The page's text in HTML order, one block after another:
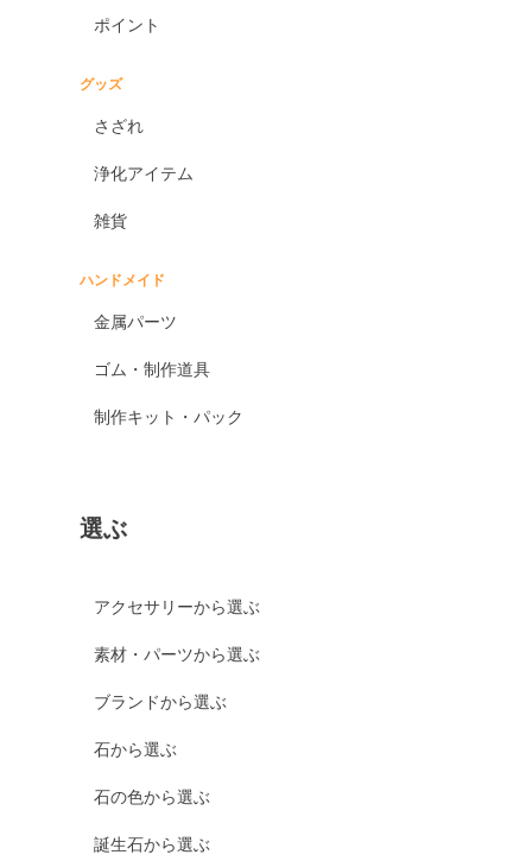
ポイント
グッズ
さざれ
浄化アイテム
雑貨
ハンドメイド
金属パーツ
ゴム・制作道具
制作キット・パック
選ぶ
アクセサリーから選ぶ
素材・パーツから選ぶ
ブランドから選ぶ
石から選ぶ
石の色から選ぶ
誕生石から選ぶ